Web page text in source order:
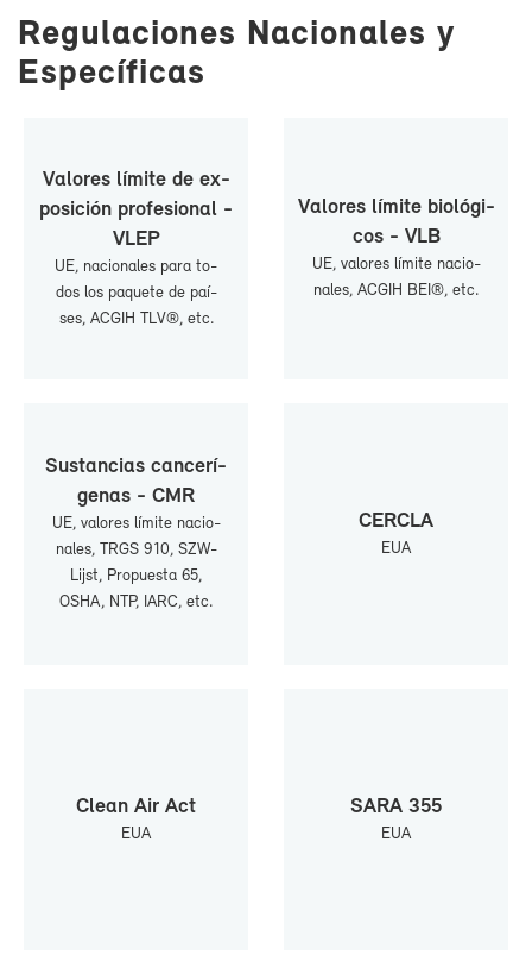
Re­gu­la­cio­nes Na­cio­na­les y
Es­pe­cí­fi­cas
Va­lo­res lí­mi­te de ex­
po­si­ción pro­fe­sio­nal -
VLEP
UE, na­cio­na­les pa­ra to­
dos los pa­que­te de paí­
ses, AC­GIH TLV®, etc.
Va­lo­res lí­mi­te bio­ló­gi­
cos - VLB
UE, va­lo­res lí­mi­te na­cio­
na­les, AC­GIH BEI®, etc.
Sus­tan­cias can­ce­rí­
ge­nas - CMR
UE, va­lo­res lí­mi­te na­cio­
na­les, TRGS 910, SZW-​
Lijst, Pro­pues­ta 65,
OSHA, NTP, IARC, etc.
CER­CLA
EUA
Clean Air Act
EUA
SA­RA 355
EUA